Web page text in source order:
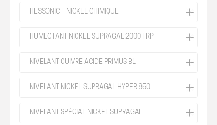
HESSONIC – NICKEL CHIMIQUE
HUMECTANT NICKEL SUPRAGAL 2000 FRP
NIVELANT CUIVRE ACIDE PRIMUS BL
NIVELANT NICKEL SUPRAGAL HYPER 850
NIVELANT SPÉCIAL NICKEL SUPRAGAL